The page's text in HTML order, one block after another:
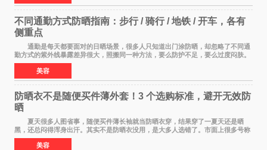
不同通勤方式防晒指南：步行 / 骑行 / 地铁 / 开车，各有
侧重点
通勤是每天都要面对的日晒场景，很多人只知道出门涂防晒，却忽略了不同通
勤方式的紫外线暴露差异很大，照搬同一种方法，要么防护不足，要么过度闷肤。
根据出行方式调整防晒策略，才是既省心又
美容
防晒衣不是随便买件薄外套！3 个选购标准，避开无效防
晒
夏天很多人图省事，随便买件薄长袖就当防晒衣穿，结果穿了一夏天还是晒
黑，还总闷得浑身出汗。其实不是防晒衣没用，是大多人选错了。市面上很多号称
防晒衣 的款式，本质就是普通薄外套，根
美容